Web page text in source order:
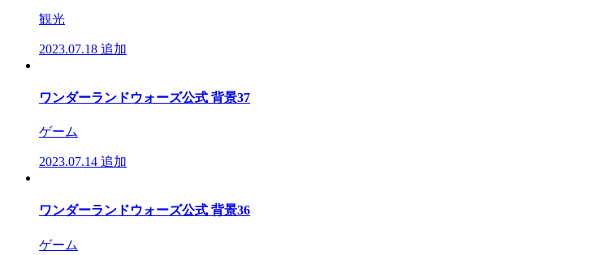
観光
2023.07.18 追加
ワンダーランドウォーズ公式 背景37
ゲーム
2023.07.14 追加
ワンダーランドウォーズ公式 背景36
ゲーム